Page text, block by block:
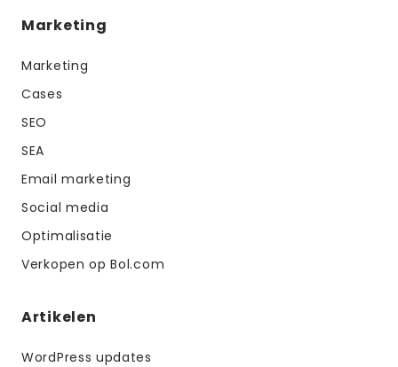
Marketing
Marketing
Cases
SEO
SEA
Email marketing
Social media
Optimalisatie
Verkopen op Bol.com
Artikelen
WordPress updates